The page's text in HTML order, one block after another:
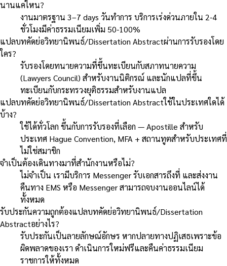
นานแค่ไหน?
งานมาตรฐาน 3–7 days วันทำการ บริการเร่งด่วนภายใน 2-4
ชั่วโมงมีค่าธรรมเนียมเพิ่ม 50-100%
แปลบทคัดย่อวิทยานิพนธ์/Dissertation Abstractผ่านการรับรองโดย
ใคร?
รับรองโดยทนายความที่ขึ้นทะเบียนกับสภาทนายความ
(Lawyers Council) สำหรับงานนิติกรณ์ และนักแปลที่ขึ้น
ทะเบียนกับกระทรวงยุติธรรมสำหรับงานแปล
แปลบทคัดย่อวิทยานิพนธ์/Dissertation Abstractใช้ในประเทศใดได้
บ้าง?
ใช้ได้ทั่วโลก ขึ้นกับการรับรองที่เลือก — Apostille สำหรับ
ประเทศ Hague Convention, MFA + สถานทูตสำหรับประเทศที่
ไม่ใช่สมาชิก
จำเป็นต้องเดินทางมาที่สำนักงานหรือไม่?
ไม่จำเป็น เรามีบริการ Messenger รับเอกสารถึงที่ และส่งงาน
คืนทาง EMS หรือ Messenger สามารถจบงานออนไลน์ได้
ทั้งหมด
รับประกันความถูกต้องแปลบทคัดย่อวิทยานิพนธ์/Dissertation
Abstractอย่างไร?
รับประกันเป็นลายลักษณ์อักษร หากปลายทางปฏิเสธเพราะข้อ
ผิดพลาดของเรา ดำเนินการใหม่ฟรีและคืนค่าธรรมเนียม
ราชการให้ทั้งหมด